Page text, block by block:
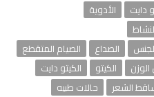
دايت
الأدوية
الصداع
الصيام المتقطع
الكيتو
الكيتو دايت
الشعر
حالات طبيه